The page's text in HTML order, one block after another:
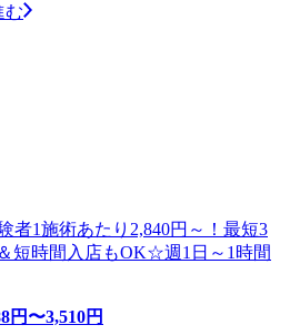
む
者1施術あたり2,840円～！最短3
短時間入店もOK☆週1日～1時間
円〜3,510円